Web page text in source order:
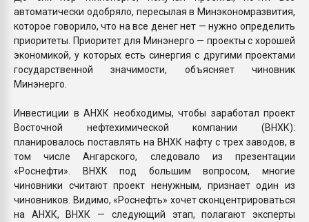
автоматически одобряло, пересылая в Минэкономразвития,
которое говорило, что на все денег нет — нужно определить
приоритеты. Приоритет для Мин­энерго — проекты с хорошей
экономикой, у которых есть синергия с другими проектами
государственной значимости, объясняет чиновник
Минэнерго.
Инвестиции в АНХК необходимы, чтобы заработал проект
Восточной нефтехимической компании (ВНХК):
планировалось поставлять на ВНХК нафту с трех заводов, в
том числе Ангарского, следовало из презентации
«Роснефти». ВНХК под большим вопросом, многие
чиновники считают проект ненужным, признает один из
чиновников. Видимо, «Роснефть» хочет сконцентрироваться
на АНХК, ВНХК — следующий этап, полагают эксперты